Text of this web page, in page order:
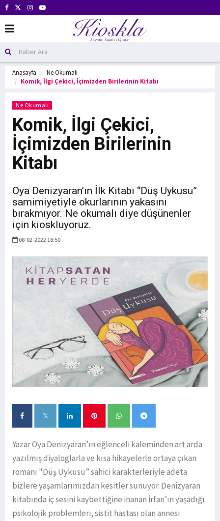
Anasayfa
Ne Okumalı
Komik, İlgi Çekici, İçimizden Birilerinin Kitabı
Ne Okumalı
Komik, İlgi Çekici,
İçimizden Birilerinin
Kitabı
Oya Denizyaran’ın İlk Kitabı “Düş Uykusu”
samimiyetiyle okurlarının yakasını
bırakmıyor. Ne okumalı diye düşünenler
için kioskluyoruz.
08-02-2022 18:50
Yazar Oya Denizyaran’ın eğlenceli kaleminden art arda
yazılmış diyaloglarla ve kısa hikayelerle ortaya çıkan
romanı "Düş Uykusu” sahici karakterleriyle adeta
bizlere yaşamlarımızdan kesitler sunuyor. Denizyaran
kitabında iç sesini kaybettiğine inanan İrfan’ın yaşadığı
psikolojik problemleri, sistit hastası olan annesi